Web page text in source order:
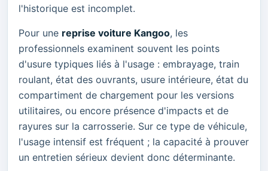
l'historique est incomplet.
Pour une reprise voiture Kangoo, les
professionnels examinent souvent les points
d'usure typiques liés à l'usage : embrayage, train
roulant, état des ouvrants, usure intérieure, état du
compartiment de chargement pour les versions
utilitaires, ou encore présence d'impacts et de
rayures sur la carrosserie. Sur ce type de véhicule,
l'usage intensif est fréquent ; la capacité à prouver
un entretien sérieux devient donc déterminante.